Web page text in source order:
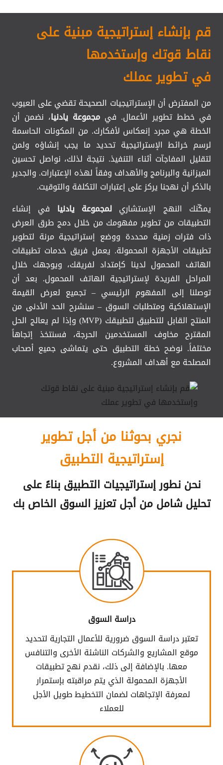
قم بإنشاء إستراتيجية مبنية على
نقاط قوتك وإستخدمها
في تطوير عملك
من المفترض أن الإستراتيجيات الصحيحة تقضي على العيوب
في خطط تطوير الأعمال. في مجموعة يادنيا، نضمن أن
الخطة هي مجرد إنعكاس لأفكارك. من المكونات الحاسمة
لرسم خرائط الإستراتيجية تحديد ما يجب إنشاؤه ولمن
لتقليل المفاجآت أثناء التنفيذ. نتيجة لذلك، نواصل تحسين
الميزانية والبرنامج والأهداف وفقاً لهذه الإعتبارات. والجدير
بالذكر أن نهجنا يركز على إعتبارات التكلفة والتوقيت.
يمكّنك النهج الإستشاري لمجموعة يادنيا في إنشاء
التطبيقات من تطوير مفهومك من خلال دمج طرق العرض
ذات فترات زمنية محددة ووضع إستراتيجية مرنة لتطوير
تطبيقات الأجهزة المحمولة. يعمل فريق خدمات تطبيقات
الهاتف المحمول لدينا كإمتداد لفريقك، ويوجهك خلال
المراحل الفريدة لإستراتيجية الهاتف المحمول. بعد أن
توصلنا إلى المفهوم الرئيسي – تجميع لعرض القيمة
الإستهلاكية ومتطلبات السوق – سنشرح الحد الأدنى من
المنتج القابل للتطبيق لتطبيقك (MVP) وإذا لم يعالج الحل
المقترح مخاوف المستخدمين الحرجة، فسنتخذ إتجاهاً
مختلفاً. نوضح خطة التطبيق حتى يتماشى جميع أصحاب
المصلحة مع أهداف المشروع.
نجري بحوثنا من أجل تطوير
إستراتيجية التطبيق
نحن نطور إستراتيجيات التطبيق بناءً على
تحليل شامل من أجل تعزيز السوق الخاص بك
دراسة السوق
تعتبر دراسة السوق ضرورية للأعمال التجارية لتحديد
موقع المشاريع والشركات الناشئة الأخرى والتنافس
معها. بالإضافة إلى ذلك، نقدم نهج تطبيقات
الأجهزة المحمولة الذي يتم مراقبته بإستمرار
لمعرفة الإتجاهات لضمان التخطيط طويل الأجل
للعملاء